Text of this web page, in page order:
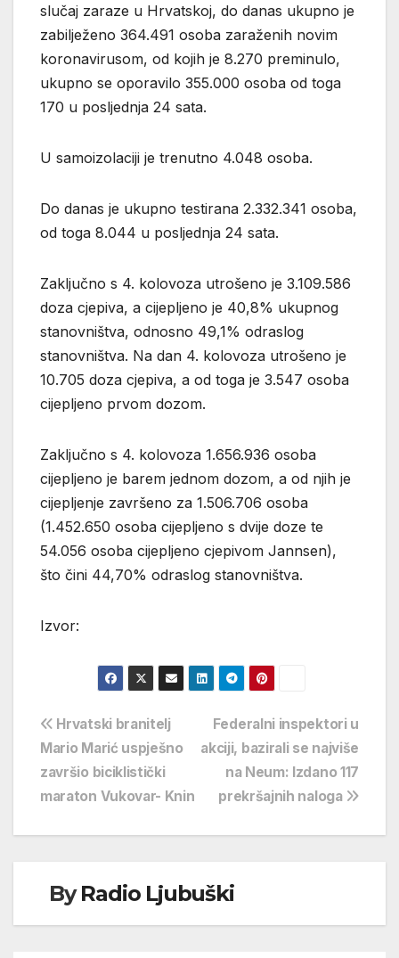
slučaj zaraze u Hrvatskoj, do danas ukupno je
zabilježeno 364.491 osoba zaraženih novim
koronavirusom, od kojih je 8.270 preminulo,
ukupno se oporavilo 355.000 osoba od toga
170 u posljednja 24 sata.
U samoizolaciji je trenutno 4.048 osoba.
Do danas je ukupno testirana 2.332.341 osoba,
od toga 8.044 u posljednja 24 sata.
Zaključno s 4. kolovoza utrošeno je 3.109.586
doza cjepiva, a cijepljeno je 40,8% ukupnog
stanovništva, odnosno 49,1% odraslog
stanovništva. Na dan 4. kolovoza utrošeno je
10.705 doza cjepiva, a od toga je 3.547 osoba
cijepljeno prvom dozom.
Zaključno s 4. kolovoza 1.656.936 osoba
cijepljeno je barem jednom dozom, a od njih je
cijepljenje završeno za 1.506.706 osoba
(1.452.650 osoba cijepljeno s dvije doze te
54.056 osoba cijepljeno cjepivom Jannsen),
što čini 44,70% odraslog stanovništva.
Izvor:
Navigacija
objava
Federalni inspektori u
akciji, bazirali se najviše
na Neum: Izdano 117
prekršajnih naloga
Hrvatski branitelj
Mario Marić uspješno
završio biciklistički
maraton Vukovar- Knin
ByRadio Ljubuški